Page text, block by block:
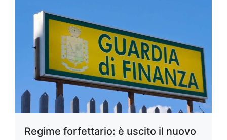
Regime forfettario: è uscito il nuovo